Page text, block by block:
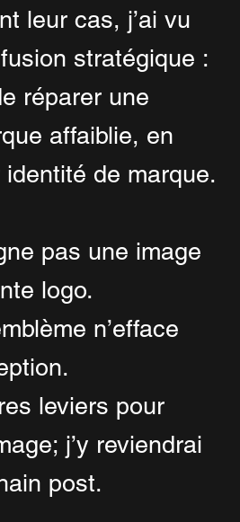
leur cas, j’ai vu
stratégique :
réparer une
affaiblie, en
de marque.
pas une image
logo.
n’efface
leviers pour
j’y reviendrai
post.